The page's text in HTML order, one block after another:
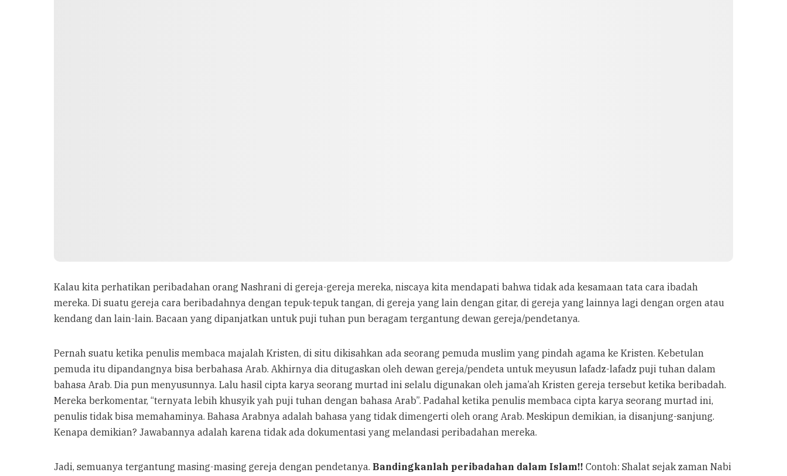
Kalau kita perhatikan peribadahan orang Nashrani di gereja-gereja mereka, niscaya kita mendapati bahwa tidak ada kesamaan tata cara ibadah
mereka. Di suatu gereja cara beribadahnya dengan tepuk-tepuk tangan, di gereja yang lain dengan gitar, di gereja yang lainnya lagi dengan orgen atau
kendang dan lain-lain. Bacaan yang dipanjatkan untuk puji tuhan pun beragam tergantung dewan gereja/pendetanya.
Pernah suatu ketika penulis membaca majalah Kristen, di situ dikisahkan ada seorang pemuda muslim yang pindah agama ke Kristen. Kebetulan
pemuda itu dipandangnya bisa berbahasa Arab. Akhirnya dia ditugaskan oleh dewan gereja/pendeta untuk meyusun lafadz-lafadz puji tuhan dalam
bahasa Arab. Dia pun menyusunnya. Lalu hasil cipta karya seorang murtad ini selalu digunakan oleh jama’ah Kristen gereja tersebut ketika beribadah.
Mereka berkomentar, “ternyata lebih khusyik yah puji tuhan dengan bahasa Arab”. Padahal ketika penulis membaca cipta karya seorang murtad ini,
penulis tidak bisa memahaminya. Bahasa Arabnya adalah bahasa yang tidak dimengerti oleh orang Arab. Meskipun demikian, ia disanjung-sanjung.
Kenapa demikian? Jawabannya adalah karena tidak ada dokumentasi yang melandasi peribadahan mereka.
Jadi, semuanya tergantung masing-masing gereja dengan pendetanya. Bandingkanlah peribadahan dalam Islam!! Contoh: Shalat sejak zaman Nabi